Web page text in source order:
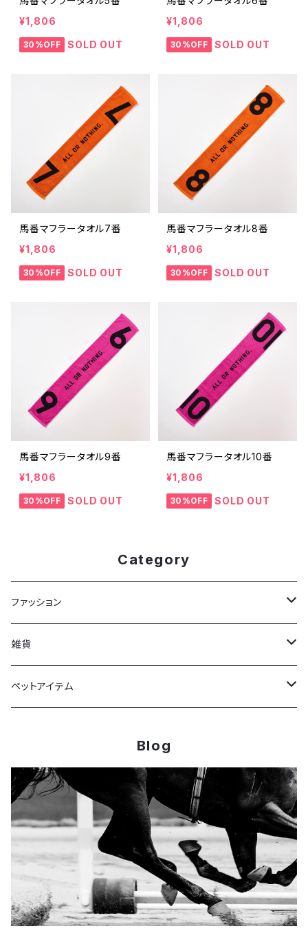
¥1,806
30%OFF SOLD OUT
¥1,806
30%OFF SOLD OUT
馬番マフラータオル7番
¥1,806
30%OFF SOLD OUT
馬番マフラータオル8番
¥1,806
30%OFF SOLD OUT
馬番マフラータオル9番
¥1,806
30%OFF SOLD OUT
馬番マフラータオル10番
¥1,806
30%OFF SOLD OUT
Category
ファッション
Tシャツ
靴下
マフラータオル
トレーナー
雑貨
馬券ケース
ペットアイテム
Blog